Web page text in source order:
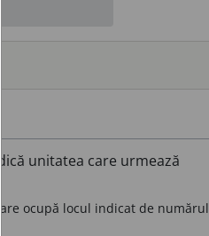
unitatea care urmează
ocupă locul indicat de numărul